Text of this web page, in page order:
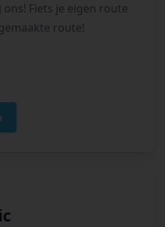
Fiets je eigen route
route!